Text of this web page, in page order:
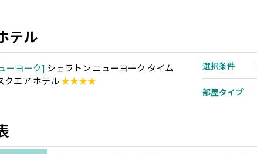
テル
ーヨーク シェラトン ニューヨーク タイム
クエア ホテル ★★★★
選択条件
部屋タイプ